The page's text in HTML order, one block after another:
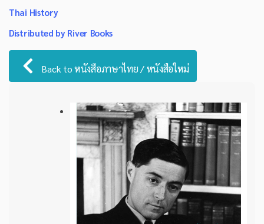
Thai History
Distributed by River Books
Back to หนังสือภาษาไทย / หนังสือใหม่